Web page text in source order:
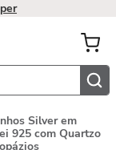
Silver em
925 com Quartzo